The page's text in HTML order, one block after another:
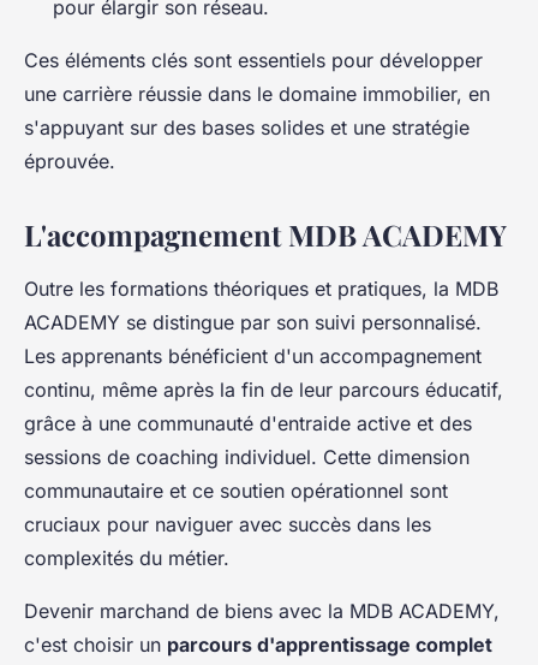
pour élargir son réseau.
Ces éléments clés sont essentiels pour développer
une carrière réussie dans le domaine immobilier, en
s'appuyant sur des bases solides et une stratégie
éprouvée.
L'accompagnement MDB ACADEMY
Outre les formations théoriques et pratiques, la MDB
ACADEMY se distingue par son suivi personnalisé.
Les apprenants bénéficient d'un accompagnement
continu, même après la fin de leur parcours éducatif,
grâce à une communauté d'entraide active et des
sessions de coaching individuel. Cette dimension
communautaire et ce soutien opérationnel sont
cruciaux pour naviguer avec succès dans les
complexités du métier.
Devenir marchand de biens avec la MDB ACADEMY,
c'est choisir un parcours d'apprentissage complet